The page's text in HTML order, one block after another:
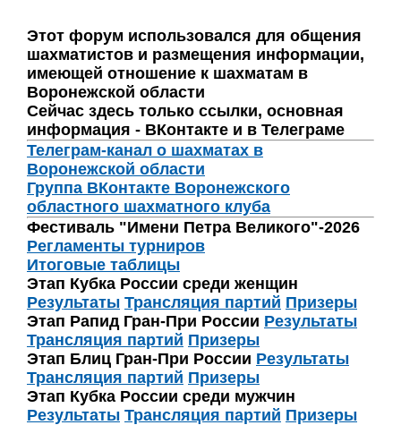
Этот форум использовался для общения
шахматистов и размещения информации,
имеющей отношение к шахматам в
Воронежской области
Сейчас здесь только ссылки, основная
информация - ВКонтакте и в Телеграме
Телеграм-канал о шахматах в
Воронежской области
Группа ВКонтакте Воронежского
областного шахматного клуба
Фестиваль "Имени Петра Великого"-2026
Регламенты турниров
Итоговые таблицы
Этап Кубка России среди женщин
Результаты Трансляция партий Призеры
Этап Рапид Гран-При России Результаты
Трансляция партий Призеры
Этап Блиц Гран-При России Результаты
Трансляция партий Призеры
Этап Кубка России среди мужчин
Результаты Трансляция партий Призеры